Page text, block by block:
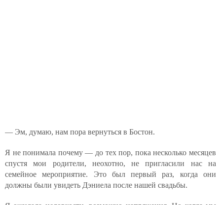
— Эм, думаю, нам пора вернуться в Бостон.
Я не понимала почему — до тех пор, пока несколько месяцев
спустя мои родители, неохотно, не пригласили нас на
семейное мероприятие. Это был первый раз, когда они
должны были увидеть Дэниела после нашей свадьбы.